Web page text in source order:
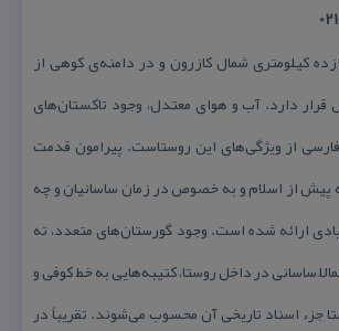
كیلومتری شمال كازرون و در دامنه‌ی كوهی از
دارد. آب و هوای معتدل، وجود تاكستان‌های
از ویژگی‌های این روستاست. پیرامون قدمت
پیش از اسلام و به خصوص در زمان ساسانیان و چه
ارائه شده است. وجود گورستان‌های متعدد، ته
ساسانی در داخل روستا، كتیبه‌هایی به خط كوفی و
جزء اسناد تاریخی آن محسوب می‌شوند. تقریباً در